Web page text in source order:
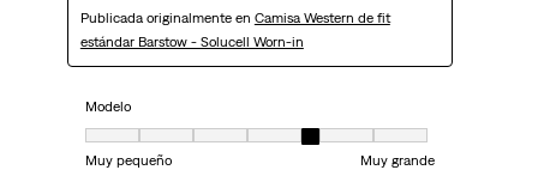
Publicada originalmente en Camisa Western de fit
estándar Barstow - Solucell Worn-in
Modelo
Modelo, 5 de 7, donde 1 es igual a Muy pequeño y 7 es igual a Muy
Muy pequeño
Muy grande